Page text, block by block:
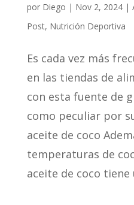
por Diego | Nov 2, 2024|
Post, Nutrición Deportiva
Es cada vez más
en las tiendas de
con esta fuente de
como peculiar por
aceite de coco
temperaturas de
aceite de coco tiene